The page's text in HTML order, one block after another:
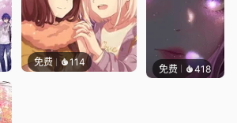
免费 114
免费 418辰东